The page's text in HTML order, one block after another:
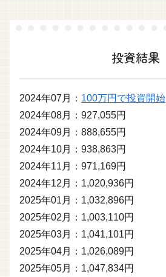
投資結果
2024年07月： 100万円で投資開始
2024年08月：927,055円
2024年09月：888,655円
2024年10月：938,863円
2024年11月：971,169円
2024年12月：1,020,936円
2025年01月：1,032,896円
2025年02月：1,003,110円
2025年03月：1,041,101円
2025年04月：1,026,089円
2025年05月：1,047,834円